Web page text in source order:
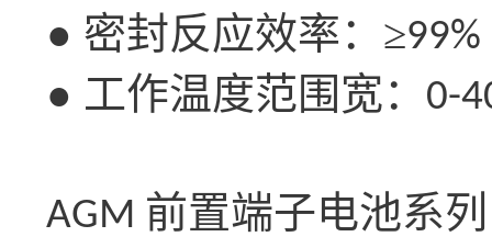
● 密封反应效率：≥99%
● 工作温度范围宽： 0-
AGM 前置端子电池系列